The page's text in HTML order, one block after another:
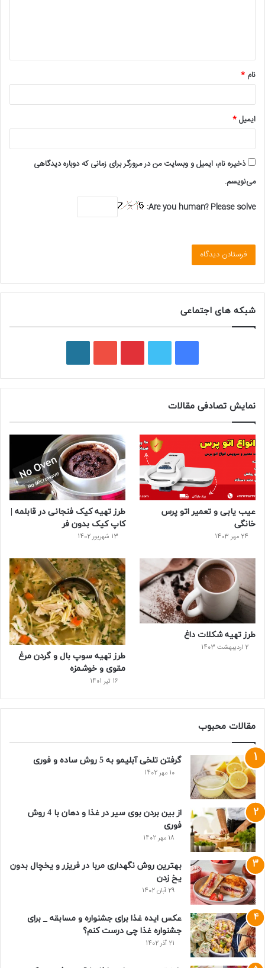
*
نام *
ایمیل*
ذخیره نام، ایمیل و وبسایت من در مرورگر برای زمانی که دوباره دیدگاهی
می‌نویسم.
Are you human? Please solve:
شبکه های اجتماعی
نمایش تصادفی مقالات
عیب یابی و تعمیر اتو پرس
خانگی
24 مهر 1403
طرز تهیه کیک فنجانی در قابلمه |
کاپ کیک بدون فر
13 شهریور 1402
طرز تهیه شکلات داغ
2 اردیبهشت 1403
طرز تهیه سوپ بال و گردن مرغ
مقوی و خوشمزه
16 تیر 1401
مقالات محبوب
گرفتن تلخی آبلیمو به 5 روش ساده و فوری
10 مهر 1402
از بین بردن بوی سیر در غذا و دهان با 4 روش
فوری
18 مهر 1402
بهترین روش نگهداری مربا در فریزر و یخچال بدون
یخ زدن
29 آبان 1402
عکس ایده غذا برای جشنواره و مسابقه _ برای
جشنواره غذا چی درست کنم؟
21 آذر 1402